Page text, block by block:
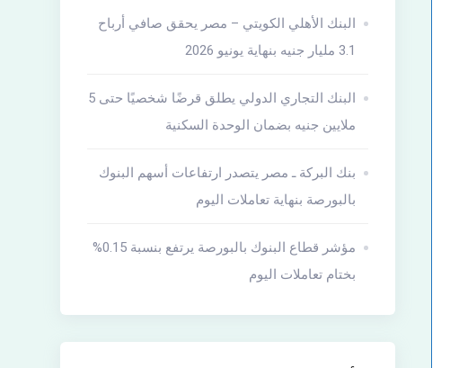
البنك الأهلي الكويتي – مصر يحقق صافي أرباح
3.1 مليار جنيه بنهاية يونيو 2026
البنك التجاري الدولي يطلق قرضًا شخصيًا حتى 5
ملايين جنيه بضمان الوحدة السكنية
بنك البركة ـ مصر يتصدر ارتفاعات أسهم البنوك
بالبورصة بنهاية تعاملات اليوم
مؤشر قطاع البنوك بالبورصة يرتفع بنسبة 0.15%
بختام تعاملات اليوم